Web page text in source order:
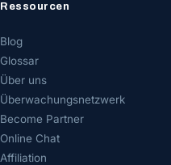
Ressourcen
Blog
Glossar
Über uns
Überwachungsnetzwerk
Become Partner
Online Chat
Affiliation